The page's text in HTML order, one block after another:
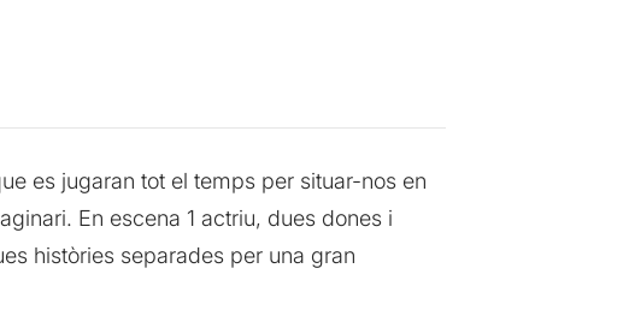
es jugaran tot el temps per situar-nos en
En escena 1 actriu, dues dones i
històries separades per una gran